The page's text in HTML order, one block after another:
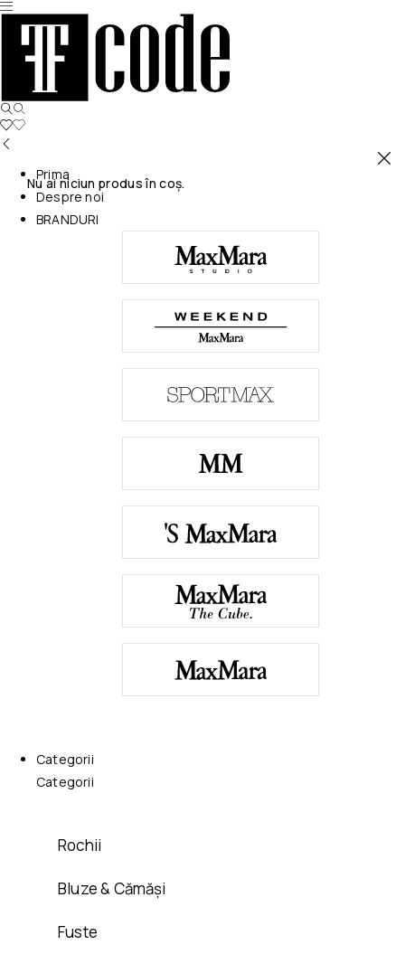
Nu ai niciun produs în coș.
Prima
Despre noi
BRANDURI
Categorii
Categorii
Rochii
Bluze & Cămăși
Fuste